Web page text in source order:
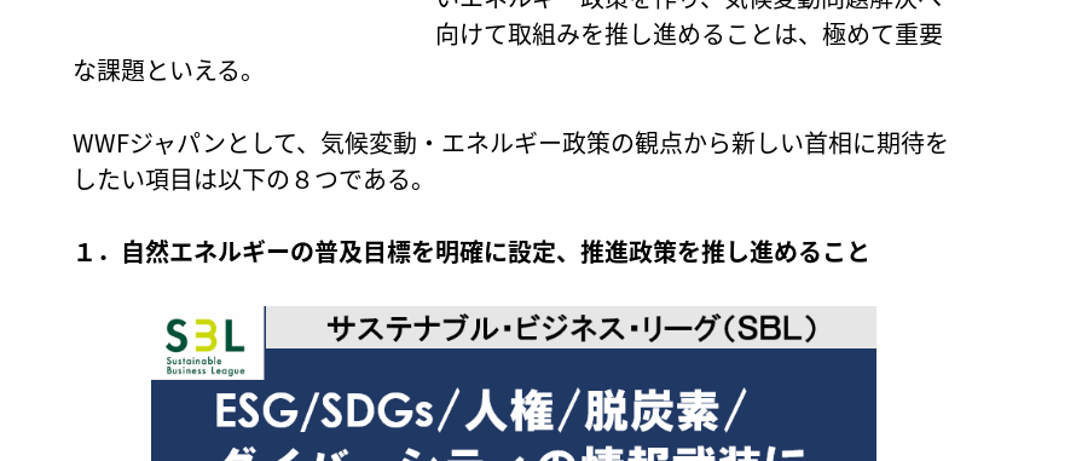
向けて取組みを推し進めることは、極めて重要
な課題といえる。
WWFジャパンとして、気候変動・エネルギー政策の観点から新しい首相に期待を
したい項目は以下の８つである。
１．自然エネルギーの普及目標を明確に設定、推進政策を推し進めること